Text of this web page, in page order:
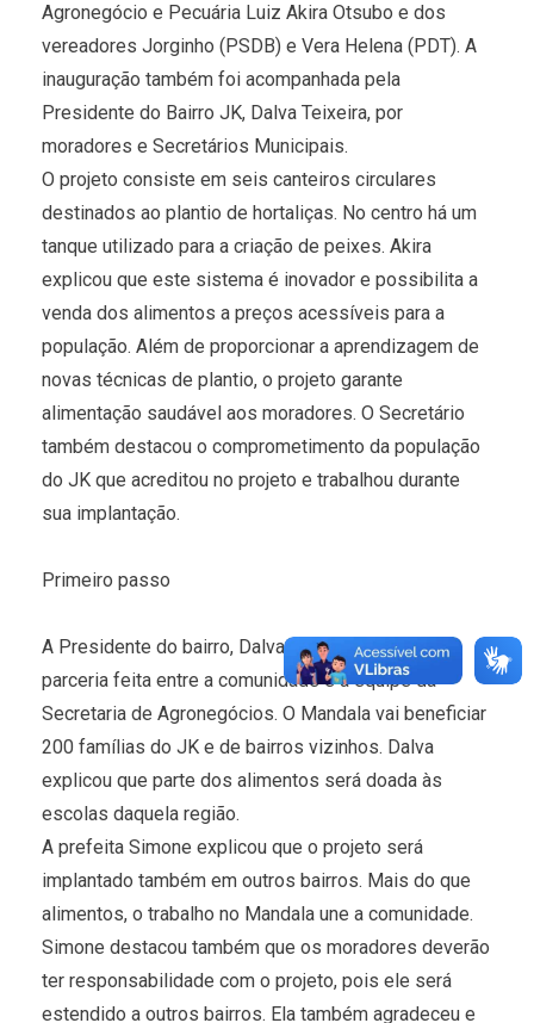
Agronegócio e Pecuária Luiz Akira Otsubo e dos
vereadores Jorginho (PSDB) e Vera Helena (PDT). A
inauguração também foi acompanhada pela
Presidente do Bairro JK, Dalva Teixeira, por
moradores e Secretários Municipais.
O projeto consiste em seis canteiros circulares
destinados ao plantio de hortaliças. No centro há um
tanque utilizado para a criação de peixes. Akira
explicou que este sistema é inovador e possibilita a
venda dos alimentos a preços acessíveis para a
população. Além de proporcionar a aprendizagem de
novas técnicas de plantio, o projeto garante
alimentação saudável aos moradores. O Secretário
também destacou o comprometimento da população
do JK que acreditou no projeto e trabalhou durante
sua implantação.
Primeiro passo
A Presidente do bairro, Dalva Teixeira agradeceu a
parceria feita entre a comunidade e a equipe da
Secretaria de Agronegócios. O Mandala vai beneficiar
200 famílias do JK e de bairros vizinhos. Dalva
explicou que parte dos alimentos será doada às
escolas daquela região.
A prefeita Simone explicou que o projeto será
implantado também em outros bairros. Mais do que
alimentos, o trabalho no Mandala une a comunidade.
Simone destacou também que os moradores deverão
ter responsabilidade com o projeto, pois ele será
estendido a outros bairros. Ela também agradeceu e